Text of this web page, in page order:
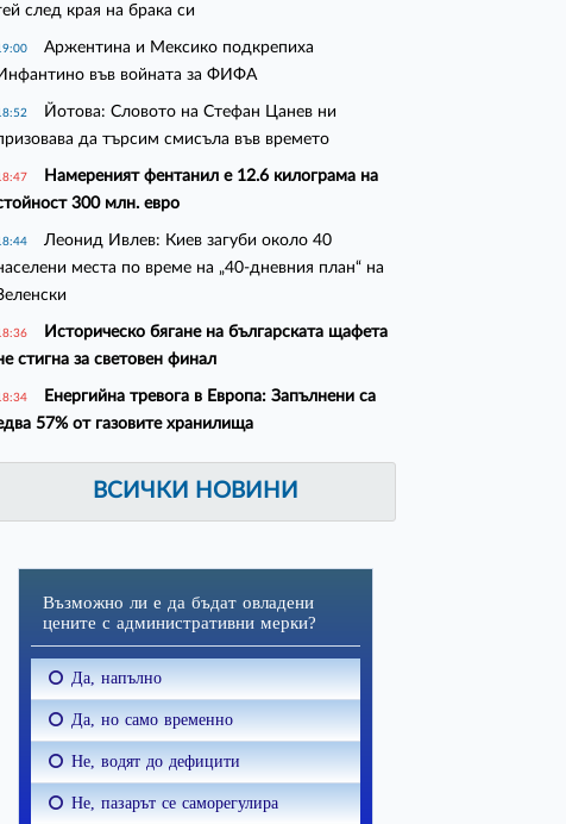
след края на брака си
Аржентина и Мексико подкрепиха
във войната за ФИФА
Йотова: Словото на Стефан Цанев ни
да търсим смисъла във времето
Намереният фентанил е 12.6 килограма на
300 млн. евро
Леонид Ивлев: Киев загуби около 40
места по време на „40-дневния план“ на
Историческо бягане на българската щафета
стигна за световен финал
Енергийна тревога в Европа: Запълнени са
57% от газовите хранилища
ВСИЧКИ НОВИНИ